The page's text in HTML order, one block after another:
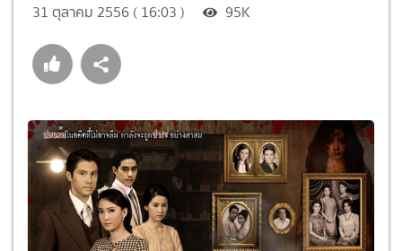
31 ตุลาคม 2556 ( 16:03 ) 95K